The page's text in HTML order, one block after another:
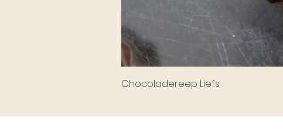
Chocoladereep Liefs